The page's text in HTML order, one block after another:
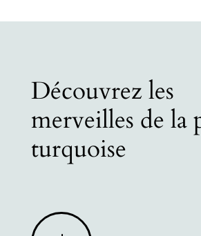
Découvrez les
merveilles de la
turquoise